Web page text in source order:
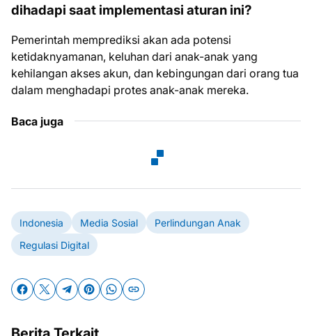
dihadapi saat implementasi aturan ini?
Pemerintah memprediksi akan ada potensi
ketidaknyamanan, keluhan dari anak-anak yang
kehilangan akses akun, dan kebingungan dari orang tua
dalam menghadapi protes anak-anak mereka.
Baca juga
Indonesia Media Sosial
Perlindungan Anak
Regulasi Digital